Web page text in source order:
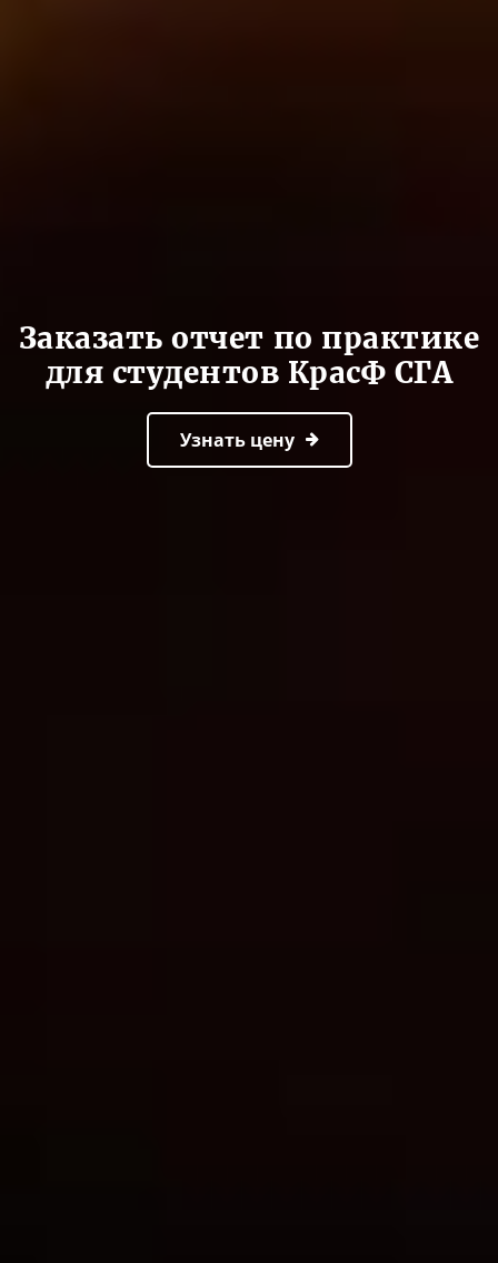
Заказать отчет по практике
для студентов КрасФ СГА
Узнать цену